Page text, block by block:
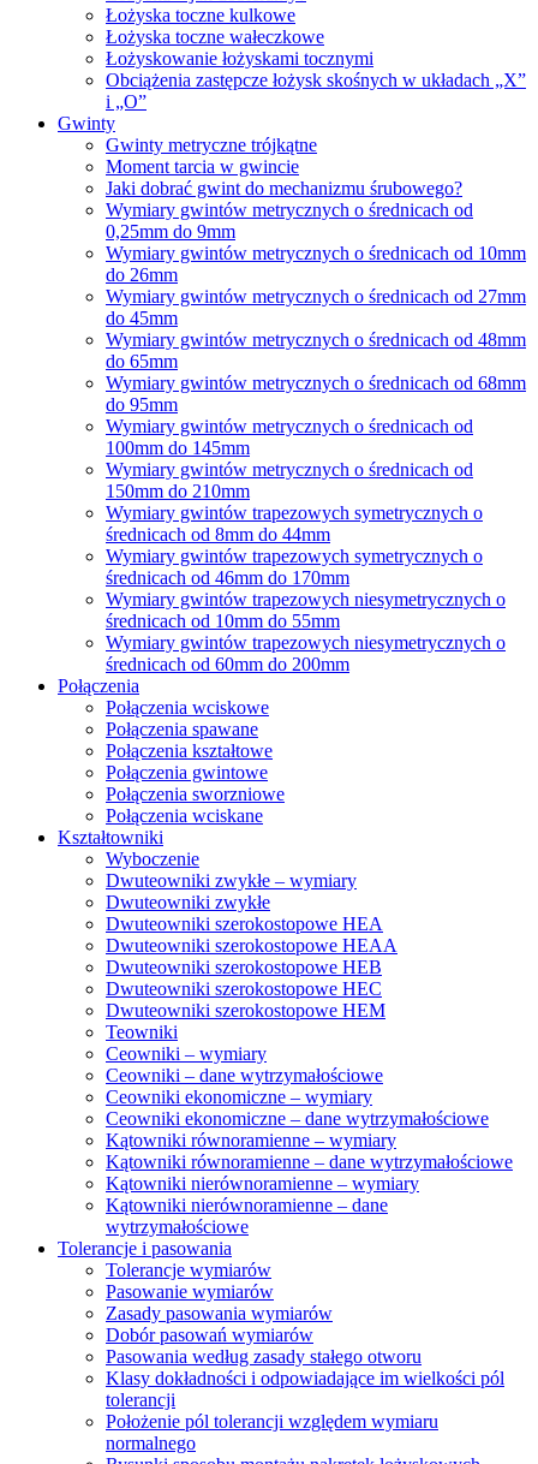
Łożyska toczne kulkowe
Łożyska toczne wałeczkowe
Łożyskowanie łożyskami tocznymi
Obciążenia zastępcze łożysk skośnych w układach „X”
i „O”
Gwinty
Gwinty metryczne trójkątne
Moment tarcia w gwincie
Jaki dobrać gwint do mechanizmu śrubowego?
Wymiary gwintów metrycznych o średnicach od
0,25mm do 9mm
Wymiary gwintów metrycznych o średnicach od 10mm
do 26mm
Wymiary gwintów metrycznych o średnicach od 27mm
do 45mm
Wymiary gwintów metrycznych o średnicach od 48mm
do 65mm
Wymiary gwintów metrycznych o średnicach od 68mm
do 95mm
Wymiary gwintów metrycznych o średnicach od
100mm do 145mm
Wymiary gwintów metrycznych o średnicach od
150mm do 210mm
Wymiary gwintów trapezowych symetrycznych o
średnicach od 8mm do 44mm
Wymiary gwintów trapezowych symetrycznych o
średnicach od 46mm do 170mm
Wymiary gwintów trapezowych niesymetrycznych o
średnicach od 10mm do 55mm
Wymiary gwintów trapezowych niesymetrycznych o
średnicach od 60mm do 200mm
Połączenia
Połączenia wciskowe
Połączenia spawane
Połączenia kształtowe
Połączenia gwintowe
Połączenia sworzniowe
Połączenia wciskane
Kształtowniki
Wyboczenie
Dwuteowniki zwykłe – wymiary
Dwuteowniki zwykłe
Dwuteowniki szerokostopowe HEA
Dwuteowniki szerokostopowe HEAA
Dwuteowniki szerokostopowe HEB
Dwuteowniki szerokostopowe HEC
Dwuteowniki szerokostopowe HEM
Teowniki
Ceowniki – wymiary
Ceowniki – dane wytrzymałościowe
Ceowniki ekonomiczne – wymiary
Ceowniki ekonomiczne – dane wytrzymałościowe
Kątowniki równoramienne – wymiary
Kątowniki równoramienne – dane wytrzymałościowe
Kątowniki nierównoramienne – wymiary
Kątowniki nierównoramienne – dane
wytrzymałościowe
Tolerancje i pasowania
Tolerancje wymiarów
Pasowanie wymiarów
Zasady pasowania wymiarów
Dobór pasowań wymiarów
Pasowania według zasady stałego otworu
Klasy dokładności i odpowiadające im wielkości pól
tolerancji
Położenie pól tolerancji względem wymiaru
normalnego